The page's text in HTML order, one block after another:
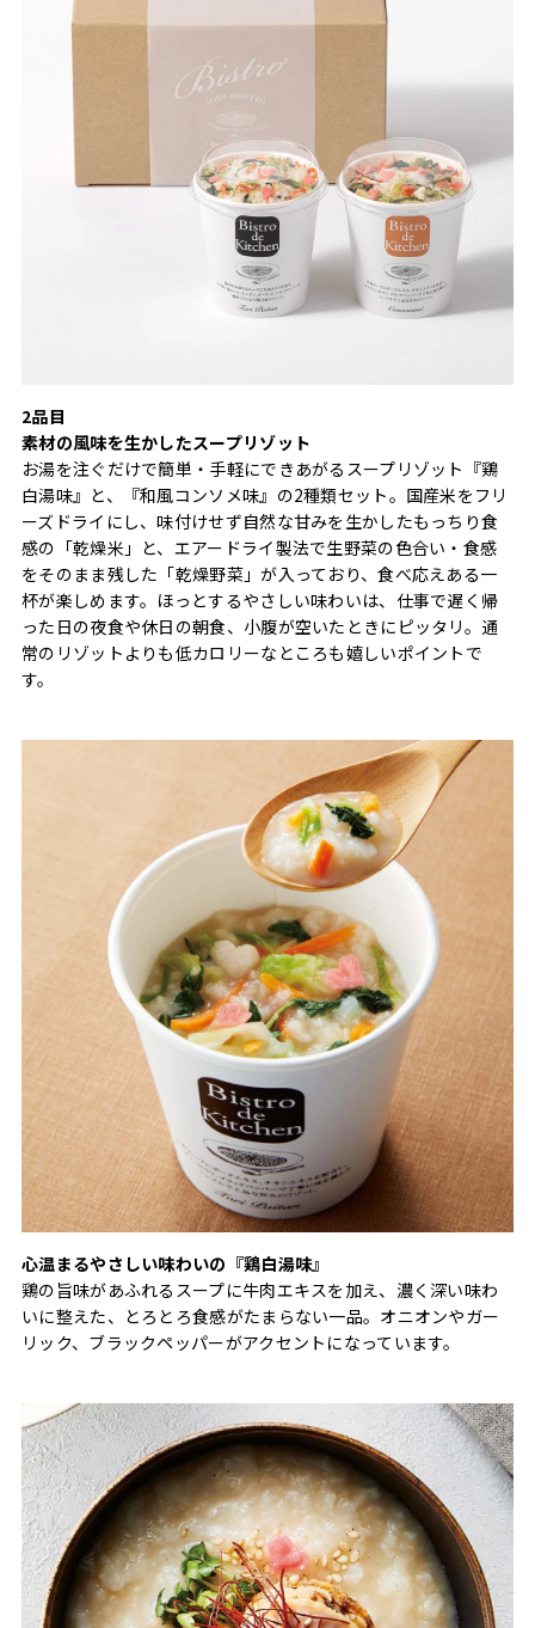
2品目
素材の風味を生かしたスープリゾット
お湯を注ぐだけで簡単・手軽にできあがるスープリゾット『鶏
白湯味』と、『和風コンソメ味』の2種類セット。国産米をフリ
ーズドライにし、味付けせず自然な甘みを生かしたもっちり食
感の「乾燥米」と、エアードライ製法で生野菜の色合い・食感
をそのまま残した「乾燥野菜」が入っており、食べ応えある一
杯が楽しめます。ほっとするやさしい味わいは、仕事で遅く帰
った日の夜食や休日の朝食、小腹が空いたときにピッタリ。通
常のリゾットよりも低カロリーなところも嬉しいポイントで
す。
心温まるやさしい味わいの『鶏白湯味』
鶏の旨味があふれるスープに牛肉エキスを加え、濃く深い味わ
いに整えた、とろとろ食感がたまらない一品。オニオンやガー
リック、ブラックペッパーがアクセントになっています。